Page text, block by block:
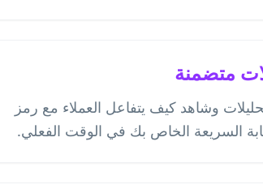
متضمنة
وشاهد كيف يتفاعل العملاء مع رمز
السريعة الخاص بك في الوقت الفعلي.